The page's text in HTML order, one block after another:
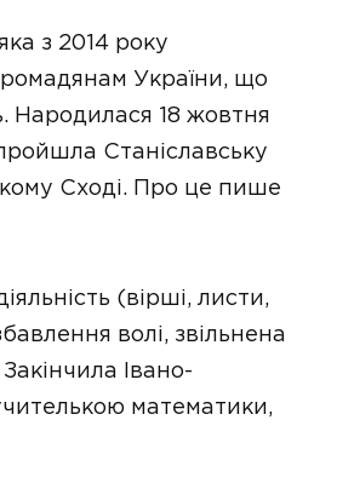
з 2014 року
України, що
Народилася 18 жовтня
Станіславську
Сході. Про це пише
(вірші, листи,
волі, звільнена
Івано-
математики,